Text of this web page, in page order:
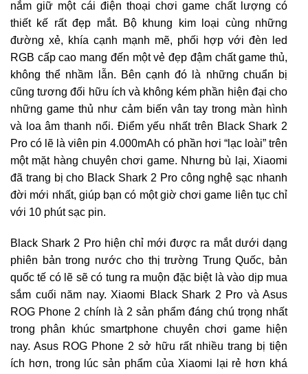
nắm giữ một cái điện thoại chơi game chất lượng có
thiết kế rất đẹp mắt. Bộ khung kim loại cùng những
đường xẻ, khía cạnh mạnh mẽ, phối hợp với đèn led
RGB cấp cao mang đến một vẻ đẹp đậm chất game thủ,
không thể nhầm lẫn. Bên cạnh đó là những chuẩn bị
cũng tương đối hữu ích và không kém phần hiện đại cho
những game thủ như cảm biến vân tay trong màn hình
và loa âm thanh nổi. Điểm yếu nhất trên Black Shark 2
Pro có lẽ là viên pin 4.000mAh có phần hơi “lạc loài” trên
một mặt hàng chuyên chơi game. Nhưng bù lại, Xiaomi
đã trang bị cho Black Shark 2 Pro công nghệ sạc nhanh
đời mới nhất, giúp bạn có một giờ chơi game liên tục chỉ
với 10 phút sạc pin.
Black Shark 2 Pro hiện chỉ mới được ra mắt dưới dạng
phiên bản trong nước cho thị trường Trung Quốc, bản
quốc tế có lẽ sẽ có tung ra muộn đặc biệt là vào dịp mua
sắm cuối năm nay. Xiaomi Black Shark 2 Pro và Asus
ROG Phone 2 chính là 2 sản phẩm đáng chú trọng nhất
trong phân khúc smartphone chuyên chơi game hiện
nay. Asus ROG Phone 2 sở hữu rất nhiều trang bị tiện
ích hơn, trong lúc sản phẩm của Xiaomi lại rẻ hơn khá